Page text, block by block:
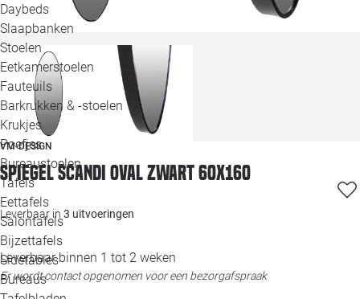
Daybeds
Slaapbanken
Stoelen
Eetkamerstoelen
Fauteuils
Barkrukken & -stoelen
Krukjes
Poefjes
Bureaustoelen
Tafels
Eettafels
Salontafels
Bijzettafels
Sidetables
Bureaus
VM-DESIGN
Spiegel Scandi Oval zwart 60x160
Leverbaar in 3 uitvoeringen
Leverbaar binnen 1 tot 2 weken
Er wordt contact opgenomen voor een bezorgafspraak